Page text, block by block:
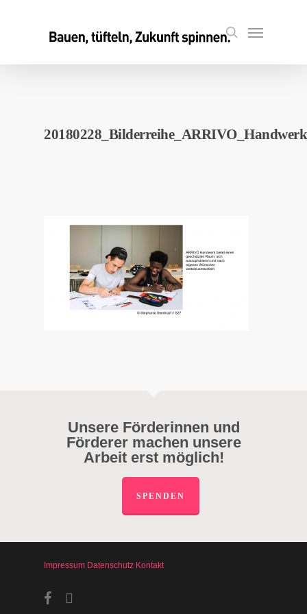
search
Menu
Unsere Förderinnen und
Förderer machen unsere
Arbeit erst möglich!
SPENDEN
Impressum Datenschutz Kontakt
facebookinstagram